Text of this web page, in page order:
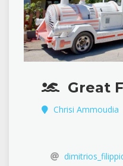
Great
Chrisi Ammoudia